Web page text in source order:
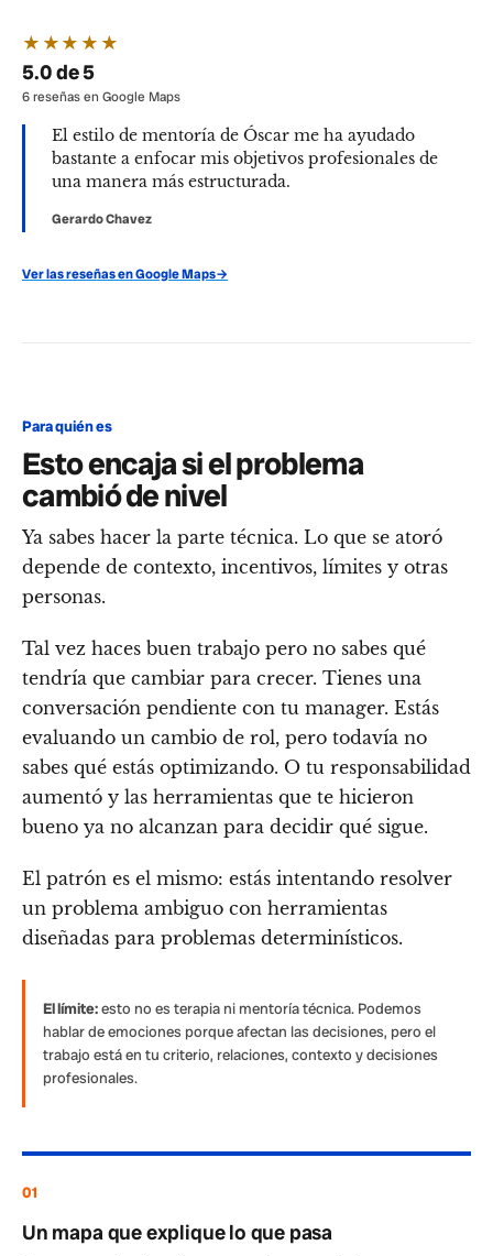
★★★★★
5.0 de 5
6 reseñas en Google Maps
El estilo de mentoría de Óscar me ha ayudado
bastante a enfocar mis objetivos profesionales de
una manera más estructurada.
Gerardo Chavez
Ver las reseñas en Google Maps→
Para quién es
Esto encaja si el problema
cambió de nivel
Ya sabes hacer la parte técnica. Lo que se atoró
depende de contexto, incentivos, límites y otras
personas.
Tal vez haces buen trabajo pero no sabes qué
tendría que cambiar para crecer. Tienes una
conversación pendiente con tu manager. Estás
evaluando un cambio de rol, pero todavía no
sabes qué estás optimizando. O tu responsabilidad
aumentó y las herramientas que te hicieron
bueno ya no alcanzan para decidir qué sigue.
El patrón es el mismo: estás intentando resolver
un problema ambiguo con herramientas
diseñadas para problemas determinísticos.
El límite:esto no es terapia ni mentoría técnica. Podemos
hablar de emociones porque afectan las decisiones, pero el
trabajo está en tu criterio, relaciones, contexto y decisiones
profesionales.
01
Un mapa que explique lo que pasa